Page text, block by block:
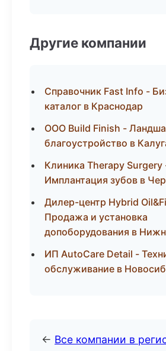
Другие компании
Справочник Fast Info -
каталог в Краснодар
ООО Build Finish -
благоустройство в
Клиника Therapy Surgery
Имплантация зубов в
Дилер-центр Hybrid
Продажа и установка
допоборудования в
ИП AutoCare Detail -
обслуживание в
← Все компании в